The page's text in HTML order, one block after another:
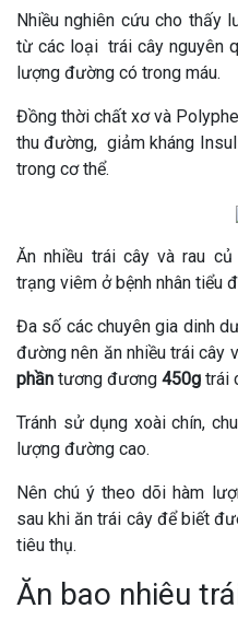
Nhiều nghiên cứu cho thấy
từ các loại trái cây nguyên
lượng đường có trong máu.
Đồng thời chất xơ và
thu đường, giảm kháng
trong cơ thể.
Ăn nhiều trái cây và rau
trạng viêm ở bệnh nhân tiểu
Đa số các chuyên gia dinh
đường nên ăn nhiều trái cây
phần tương đương 450g trái
Tránh sử dụng xoài chín,
lượng đường cao.
Nên chú ý theo dõi hàm
sau khi ăn trái cây để biết
tiêu thụ.
Ăn bao nhiêu